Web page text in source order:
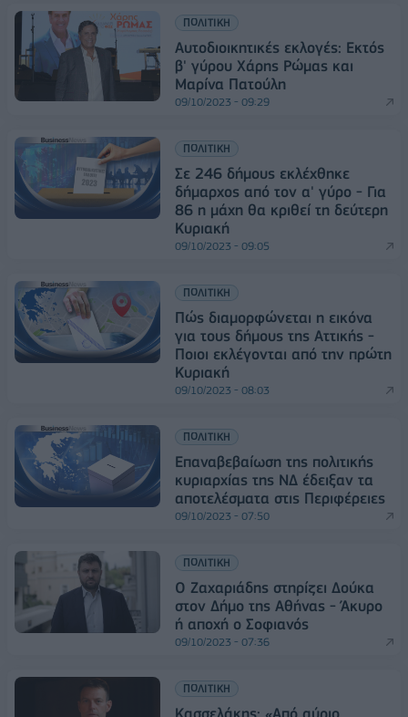
ΠΟΛΙΤΙΚΗ
Αυτοδιοικητικές εκλογές: Εκτός
β' γύρου Χάρης Ρώμας και
Μαρίνα Πατούλη
09/10/2023 - 09:29
ΠΟΛΙΤΙΚΗ
Σε 246 δήμους εκλέχθηκε
δήμαρχος από τον α' γύρο - Για
86 η μάχη θα κριθεί τη δεύτερη
Κυριακή
09/10/2023 - 09:05
ΠΟΛΙΤΙΚΗ
Πώς διαμορφώνεται η εικόνα
για τους δήμους της Αττικής -
Ποιοι εκλέγονται από την πρώτη
Κυριακή
09/10/2023 - 08:03
ΠΟΛΙΤΙΚΗ
Επαναβεβαίωση της πολιτικής
κυριαρχίας της ΝΔ έδειξαν τα
αποτελέσματα στις Περιφέρειες
09/10/2023 - 07:50
ΠΟΛΙΤΙΚΗ
Ο Ζαχαριάδης στηρίζει Δούκα
στον Δήμο της Αθήνας - Άκυρο
ή αποχή ο Σοφιανός
09/10/2023 - 07:36
ΠΟΛΙΤΙΚΗ